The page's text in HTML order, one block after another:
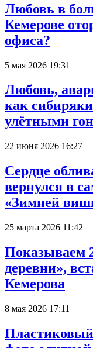
Любовь в
Кемерове
офиса?
5 мая 2026 19:31
Любовь,
как
улётными
22 июня 2026 16:27
Сердце
вернулся в
«Зимней
25 марта 2026 11:42
Показываем
деревни»,
Кемерова
8 мая 2026 17:11